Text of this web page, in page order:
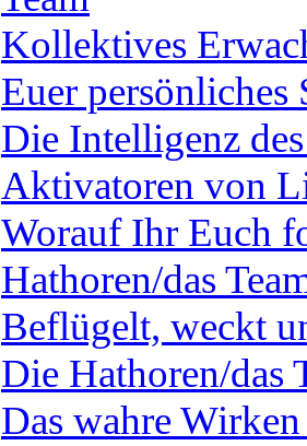
Kollektives
Euer persönliches
Die Intelligenz
Aktivatoren von
Worauf Ihr Euch
Hathoren/das
Beflügelt, weckt
Die Hathoren/das
Das wahre